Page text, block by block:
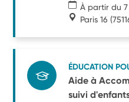
À partir du
Paris 16
ÉDUCATION
Aide à
suivi